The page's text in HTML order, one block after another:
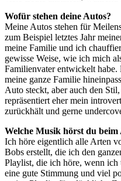
Wofür stehen deine Autos?
Meine Autos stehen für
zum Beispiel letztes Jahr
meine Familie und ich
gewisse Weise, wie ich mich
Familienvater entwickelt habe.
meine ganze Familie
Auto steckt, aber auch den
repräsentiert eher mein
zurückhält und gerne
Welche Musik hörst du beim
Ich höre eigentlich alle Arten
Bobs erstellt, die ich den
Playlist, die ich höre, wenn ich
eine gute Stimmung und viel